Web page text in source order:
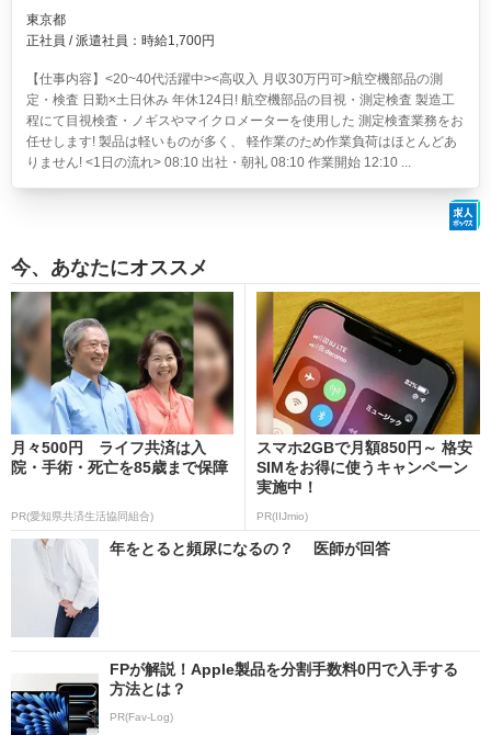
東京都
正社員 / 派遣社員：時給1,700円
【仕事内容】<20~40代活躍中><高収入 月収30万円可>航空機部品の測
定・検査 日勤×土日休み 年休124日!航空機部品の目視・測定検査 製造工
程にて目視検査・ノギスやマイクロメーターを使用した 測定検査業務をお
任せします! 製品は軽いものが多く、 軽作業のため作業負荷はほとんどあ
りません! <1日の流れ> 08:10 出社・朝礼 08:10 作業開始 12:10 ...
今、あなたにオススメ
月々500円 ライフ共済は入
院・手術・死亡を85歳まで保障
PR(愛知県共済生活協同組合)
スマホ2GBで月額850円～ 格安
SIMをお得に使うキャンペーン
実施中！
PR(IIJmio)
年をとると頻尿になるの？ 医師が回答
FPが解説！Apple製品を分割手数料0円で入手する
方法とは？
PR(Fav-Log)